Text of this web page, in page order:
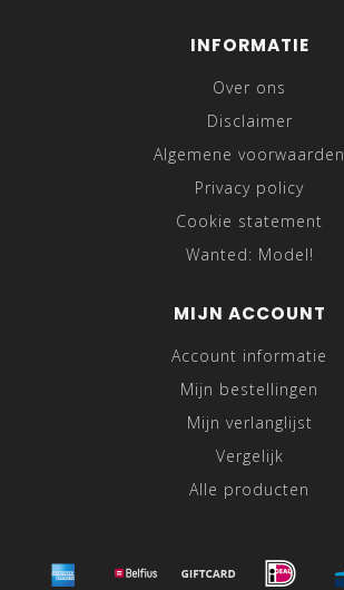
INFORMATIE
Over ons
Disclaimer
Algemene voorwaarden
Privacy policy
Cookie statement
Wanted: Model!
MIJN ACCOUNT
Account informatie
Mijn bestellingen
Mijn verlanglijst
Vergelijk
Alle producten